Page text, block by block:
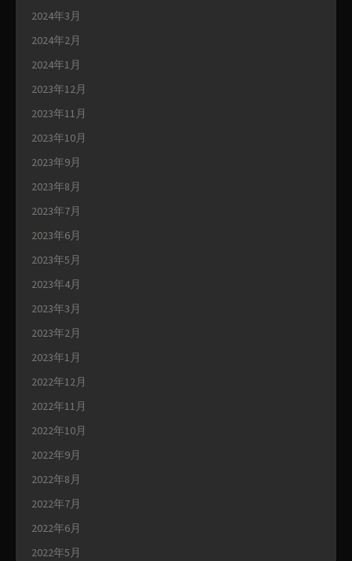
2024年3月
2024年2月
2024年1月
2023年12月
2023年11月
2023年10月
2023年9月
2023年8月
2023年7月
2023年6月
2023年5月
2023年4月
2023年3月
2023年2月
2023年1月
2022年12月
2022年11月
2022年10月
2022年9月
2022年8月
2022年7月
2022年6月
2022年5月